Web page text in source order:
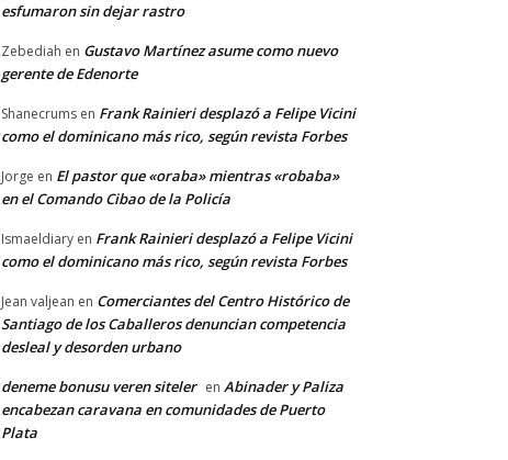
esfumaron sin dejar rastro
Zebediah en Gustavo Martínez asume como nuevo
gerente de Edenorte
Shanecrums en Frank Rainieri desplazó a Felipe Vicini
como el dominicano más rico, según revista Forbes
Jorge en El pastor que «oraba» mientras «robaba»
en el Comando Cibao de la Policía
Ismaeldiary en Frank Rainieri desplazó a Felipe Vicini
como el dominicano más rico, según revista Forbes
Jean valjean en Comerciantes del Centro Histórico de
Santiago de los Caballeros denuncian competencia
desleal y desorden urbano
deneme bonusu veren siteler en Abinader y Paliza
encabezan caravana en comunidades de Puerto
Plata